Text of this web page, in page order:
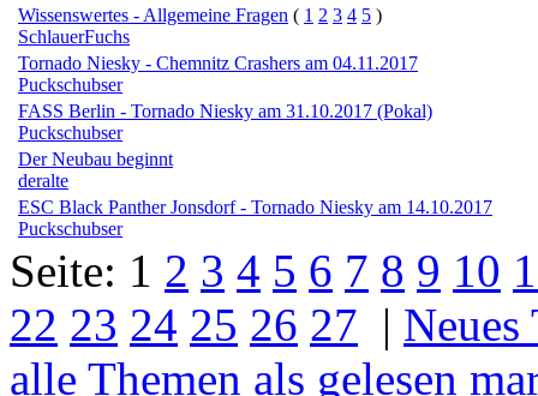
Wissenswertes - Allgemeine Fragen ( 1 2 3 4 5 )
SchlauerFuchs
Tornado Niesky - Chemnitz Crashers am 04.11.2017
Puckschubser
FASS Berlin - Tornado Niesky am 31.10.2017 (Pokal)
Puckschubser
Der Neubau beginnt
deralte
ESC Black Panther Jonsdorf - Tornado Niesky am 14.10.2017
Puckschubser
Seite: 1 2 3 4 5 6 7 8 9 10
22 23 24 25 26 27 | Neues
alle Themen als gelesen